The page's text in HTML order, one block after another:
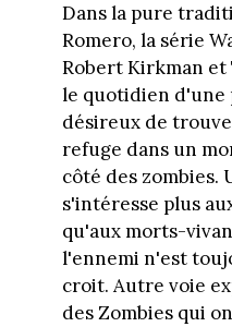
Dans la pure
Romero, la série
Robert Kirkman et
le quotidien d'une
désireux de
refuge dans un
côté des zombies.
s'intéresse plus
qu'aux morts-
l'ennemi n'est
croit. Autre voie
des Zombies qui